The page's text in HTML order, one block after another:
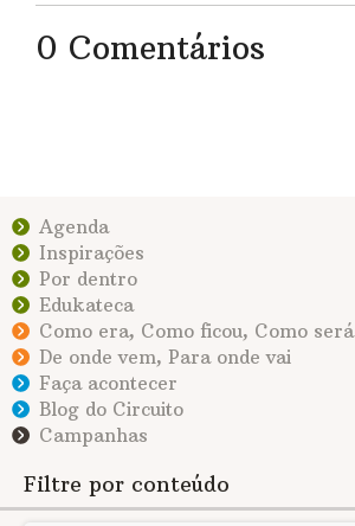
0 Comentários
Agenda
Inspirações
Por dentro
Edukateca
Como era, Como ficou, Como será
De onde vem, Para onde vai
Faça acontecer
Blog do Circuito
Campanhas
Filtre por conteúdo